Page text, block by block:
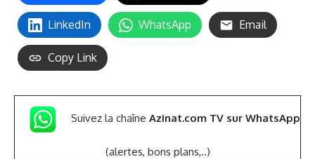
LinkedIn WhatsApp Email
Copy Link
Suivez la chaîne Azinat.com TV sur WhatsApp
(alertes, bons plans,..)